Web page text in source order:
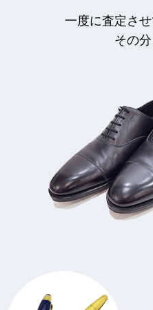
一度に査定さ
その